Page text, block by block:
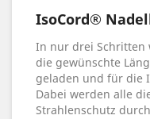
IsoCord®
In nur drei Schritten
die gewünschte
geladen und für die
Dabei werden alle
Strahlenschutz